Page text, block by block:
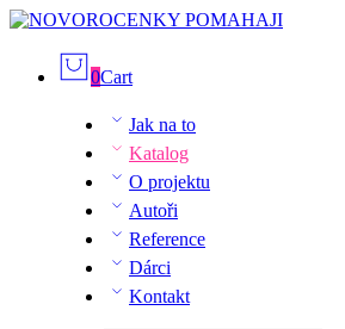
0Cart
Jak na to
Katalog
O projektu
Autoři
Reference
Dárci
Kontakt